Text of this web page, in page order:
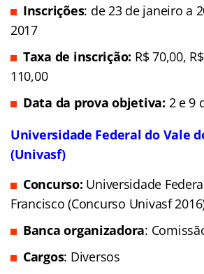
Inscrições: de 23 de janeiro a
2017
Taxa de inscrição: R$ 70,00,
110,00
Data da prova objetiva: 2 e 9
Universidade Federal do Vale
(Univasf)
Concurso: Universidade
Francisco (Concurso Univasf
Banca organizadora:
Cargos: Diversos